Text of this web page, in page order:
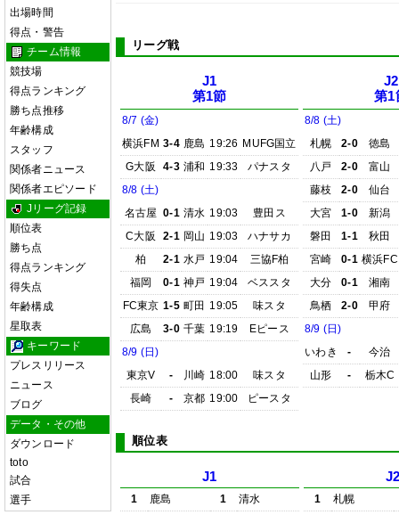
出場時間
得点・警告
チーム情報
競技場
得点ランキング
勝ち点推移
年齢構成
スタッフ
関係者ニュース
関係者エピソード
Jリーグ記録
順位表
勝ち点
得点ランキング
得失点
年齢構成
星取表
キーワード
プレスリリース
ニュース
ブログ
データ・その他
ダウンロード
toto
試合
選手
リーグ戦
J1
第1節
8/7 (金)
横浜FM 3-4 鹿島 19:26 MUFG国立
G大阪
4-3 浦和 19:33
パナスタ
8/8 (土)
名古屋 0-1 清水 19:03
豊田ス
C大阪
2-1 岡山 19:03
ハナサカ
柏
2-1 水戸 19:04
三協F柏
福岡
0-1 神戸 19:04
ベススタ
FC東京 1-5 町田 19:05
味スタ
広島
3-0 千葉 19:19
Eピース
8/9 (日)
東京V
- 川崎 18:00
味スタ
長崎
- 京都 19:00 ピースタ
J2
第1
8/8 (土)
札幌
2-0
徳島
八戸
2-0
富山
藤枝
2-0
仙台
大宮
1-0
新潟
磐田
1-1
秋田
宮崎
0-1 横浜FC
大分
0-1
湘南
鳥栖
2-0
甲府
8/9 (日)
いわき
-
今治
山形
- 栃木C
順位表
J1
1 鹿島 1
清水
1
札幌